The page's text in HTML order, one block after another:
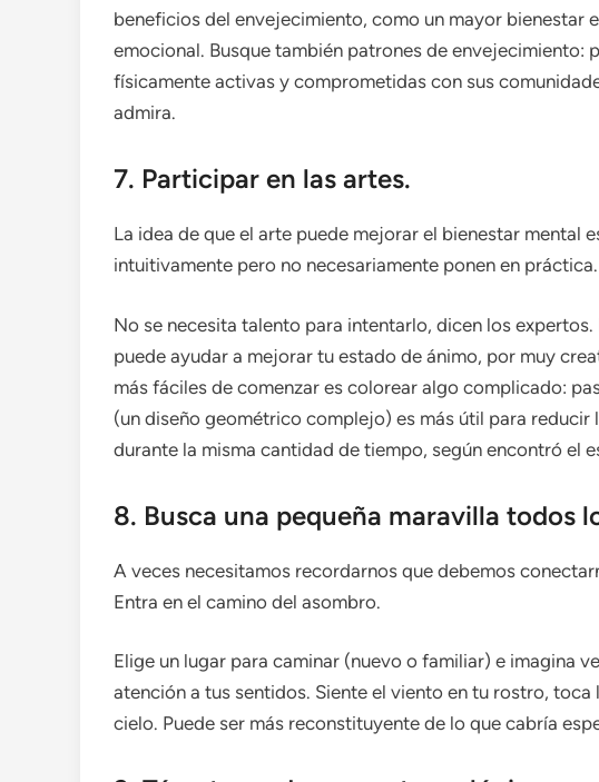
beneficios del envejecimiento, como un mayor bienestar
emocional. Busque también patrones de envejecimiento:
físicamente activas y comprometidas con sus
admira.
7. Participar en las artes.
La idea de que el arte puede mejorar el bienestar mental
intuitivamente pero no necesariamente ponen en práctica.
No se necesita talento para intentarlo, dicen los
puede ayudar a mejorar tu estado de ánimo, por muy
más fáciles de comenzar es colorear algo complicado:
(un diseño geométrico complejo) es más útil para
durante la misma cantidad de tiempo, según encontró el
8. Busca una pequeña maravilla todos
A veces necesitamos recordarnos que debemos
Entra en el camino del asombro.
Elige un lugar para caminar (nuevo o familiar) e imagina
atención a tus sentidos. Siente el viento en tu rostro,
cielo. Puede ser más reconstituyente de lo que cabría